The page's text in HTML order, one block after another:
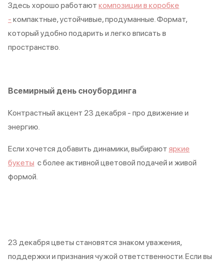
Здесь хорошо работают композиции в коробке
- компактные, устойчивые, продуманные. Формат,
который удобно подарить и легко вписать в
пространство.
Всемирный день сноубординга
Контрастный акцент 23 декабря - про движение и
энергию.
Если хочется добавить динамики, выбирают яркие
букеты с более активной цветовой подачей и живой
формой.
23 декабря цветы становятся знаком уважения,
поддержки и признания чужой ответственности. Если вы